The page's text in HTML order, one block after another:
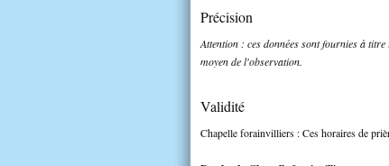
Précision
Attention : ces données sont fournies à
moyen de l'observation.
Validité
Chapelle forainvilliers : Ces horaires de